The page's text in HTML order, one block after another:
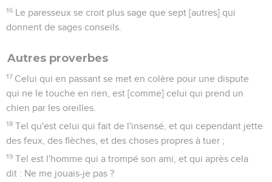
16 Le paresseux se croit plus sage que sept [autres] qui
donnent de sages conseils.
Autres proverbes
17 Celui qui en passant se met en colère pour une dispute
qui ne le touche en rien, est [comme] celui qui prend un
chien par les oreilles.
18 Tel qu'est celui qui fait de l'insensé, et qui cependant jette
des feux, des flèches, et des choses propres à tuer ;
19 Tel est l'homme qui a trompé son ami, et qui après cela
dit : Ne me jouais-je pas ?